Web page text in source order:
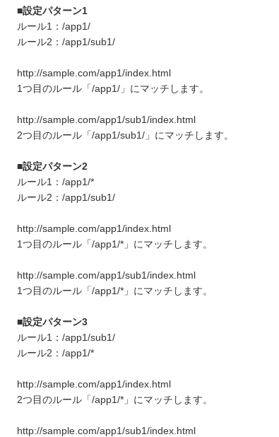
■設定パターン1
ルール1：/app1/
ルール2：/app1/sub1/
http://sample.com/app1/index.html
1つ目のルール「/app1/」にマッチします。
http://sample.com/app1/sub1/index.html
2つ目のルール「/app1/sub1/」にマッチします。
■設定パターン2
ルール1：/app1/*
ルール2：/app1/sub1/
http://sample.com/app1/index.html
1つ目のルール「/app1/*」にマッチします。
http://sample.com/app1/sub1/index.html
1つ目のルール「/app1/*」にマッチします。
■設定パターン3
ルール1：/app1/sub1/
ルール2：/app1/*
http://sample.com/app1/index.html
2つ目のルール「/app1/*」にマッチします。
http://sample.com/app1/sub1/index.html